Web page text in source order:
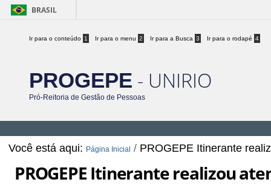
BRASIL
Ir para o conteúdo 1 Ir para o menu 2 Ir para a Busca 3 Ir para o rodapé 4
PROGEPE - UNIRIO
Pró-Reitoria de Gestão de Pessoas
Você está aqui: Página Inicial / PROGEPE Itinerante
PROGEPE Itinerante realizou